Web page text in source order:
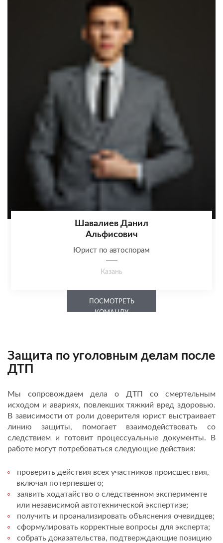
Шавалиев Данил
Альфисович
Юрист по автоспорам
Казань
ПОСМОТРЕТЬ
КОМАНДУ
Защита по уголовным делам после
ДТП
Мы сопровождаем дела о ДТП со смертельным
исходом и авариях, повлекших тяжкий вред здоровью.
В зависимости от роли доверителя юрист выстраивает
линию защиты, помогает взаимодействовать со
следствием и готовит процессуальные документы. В
работе могут потребоваться следующие действия:
проверить действия всех участников происшествия,
включая потерпевшего;
заявить ходатайство о следственном эксперименте
или независимой автотехнической экспертизе;
получить и проанализировать объяснения очевидцев;
сформулировать корректные вопросы для эксперта;
собрать доказательства, подтверждающие позицию